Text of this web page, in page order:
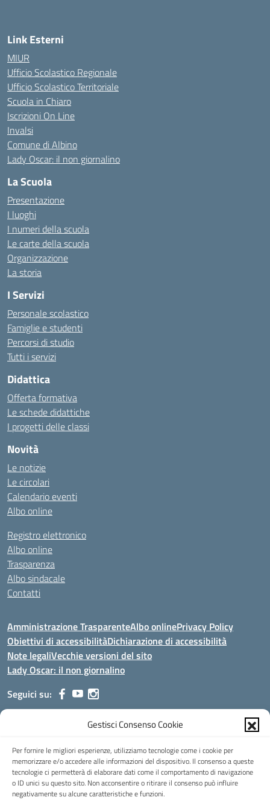
Gestisci Consenso Cookie
Per fornire le migliori esperienze, utilizziamo tecnologie come i cookie per
memorizzare e/o accedere alle informazioni del dispositivo. Il consenso a queste
tecnologie ci permetterà di elaborare dati come il comportamento di navigazione
o ID unici su questo sito. Non acconsentire o ritirare il consenso può influire
negativamente su alcune caratteristiche e funzioni.
Link Esterni
MIUR
Ufficio Scolastico Regionale
Ufficio Scolastico Territoriale
Scuola in Chiaro
Iscrizioni On Line
Invalsi
Comune di Albino
Lady Oscar: il non giornalino
La Scuola
Presentazione
I luoghi
I numeri della scuola
Le carte della scuola
Organizzazione
La storia
I Servizi
Personale scolastico
Famiglie e studenti
Percorsi di studio
Tutti i servizi
Didattica
Offerta formativa
Le schede didattiche
I progetti delle classi
Novità
Le notizie
Le circolari
Calendario eventi
Albo online
Registro elettronico
Albo online
Trasparenza
Albo sindacale
Contatti
Amministrazione TrasparenteAlbo onlinePrivacy Policy
Obiettivi di accessibilitàDichiarazione di accessibilità
Note legaliVecchie versioni del sito
Lady Oscar: il non giornalino
Seguici su:
Viale Aldo Moro, 51 - 24021 Albino (Bg)
Posta elettronica certificata (PEC):bgis00900b@pec.istruzione.it
Codice fiscale: 95002390169
Codice meccanografico:BGIS00900B